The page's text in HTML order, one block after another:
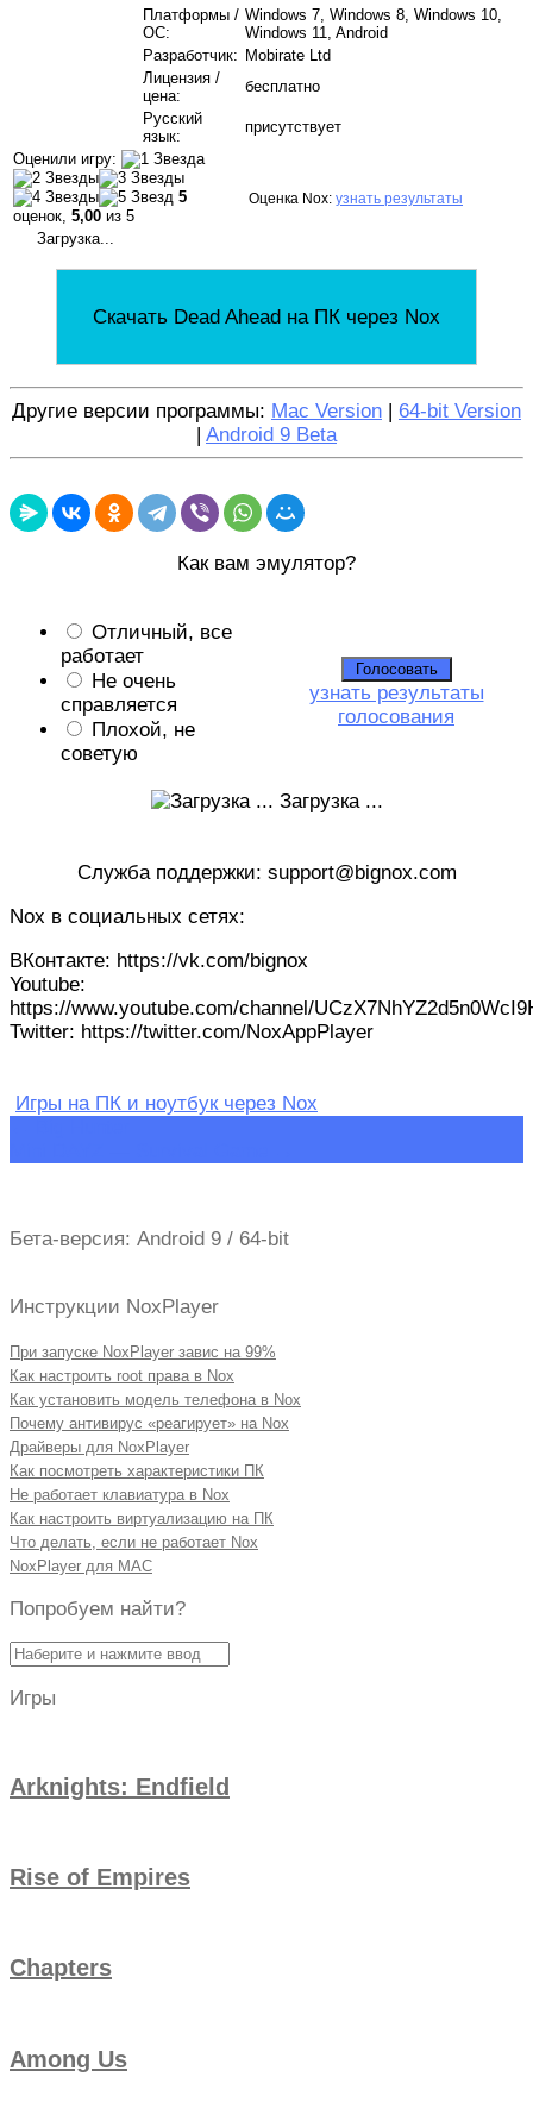
Платформы /
ОС:
Windows 7, Windows 8, Windows 10,
Windows 11, Android
Разработчик: Mobirate Ltd
Лицензия /
цена:
бесплатно
Русский
язык:
присутствует
Оценили игру:
5
оценок, 5,00 из 5
Загрузка...
Оценка Nox: узнать результаты
Скачать Dead Ahead на ПК через Nox
Другие версии программы: Mac Version | 64-bit Version
| Android 9 Beta
Как вам эмулятор?
Отличный, все
работает
Не очень
справляется
Плохой, не
советую
узнать результаты
голосования
Загрузка ...
Служба поддержки: support@bignox.com
Nox в социальных сетях:
ВКонтакте: https://vk.com/bignox
Youtube:
https://www.youtube.com/channel/
Twitter: https://twitter.com/NoxAppPlayer
Игры на ПК и ноутбук через Nox
по
Бета-версия: Android 9 / 64-bit
Инструкции NoxPlayer
При запуске NoxPlayer завис на 99%
Как настроить root права в Nox
Как установить модель телефона в Nox
Почему антивирус «реагирует» на Nox
Драйверы для NoxPlayer
Как посмотреть характеристики ПК
Не работает клавиатура в Nox
Как настроить виртуализацию на ПК
Что делать, если не работает Nox
NoxPlayer для MAC
Попробуем найти?
Найти:
Игры
Arknights: Endfield
Rise of Empires
Chapters
Among Us